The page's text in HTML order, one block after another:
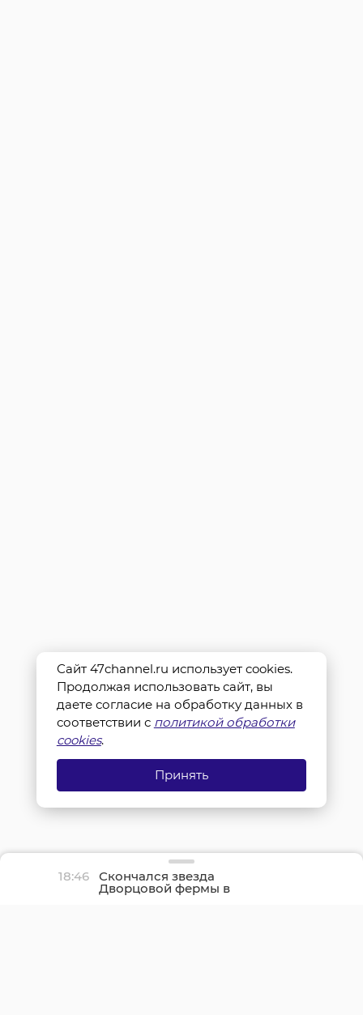
18:46 Скончался звезда
Дворцовой фермы в
Гатчине козел Сэр
Сайт 47channel.ru использует cookies.
Продолжая использовать сайт, вы
даете согласие на обработку данных в
соответствии с политикой обработки
cookies.
Принять